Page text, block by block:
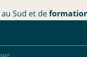
au Sud et de